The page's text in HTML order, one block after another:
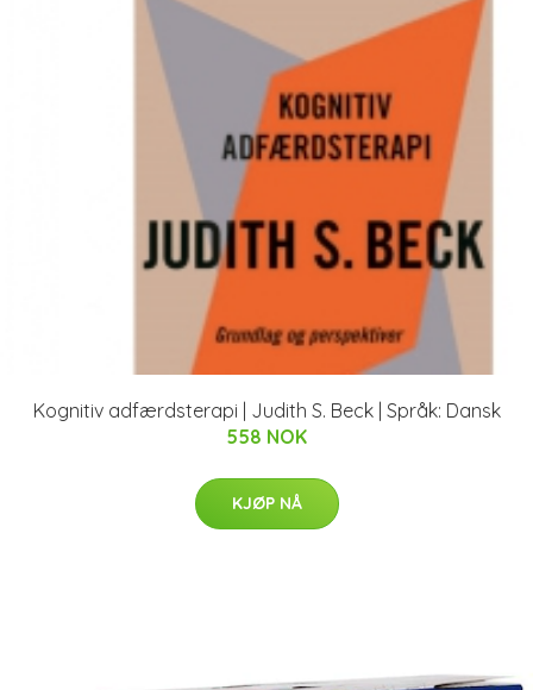
Kognitiv adfærdsterapi | Judith S. Beck | Språk: Dansk
558 NOK
KJØP NÅ